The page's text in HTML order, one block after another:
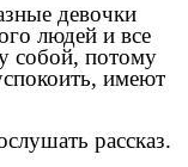
девочки
людей и все
собой, потому
имеют
рассказ.